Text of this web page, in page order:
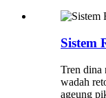
Sistem
Tren dina
wadah
ageung